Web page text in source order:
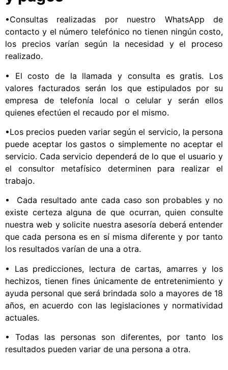
•Consultas realizadas por nuestro WhatsApp de
contacto y el número telefónico no tienen ningún costo,
los precios varían según la necesidad y el proceso
realizado.
• El costo de la llamada y consulta es gratis. Los
valores facturados serán los que estipulados por su
empresa de telefonía local o celular y serán ellos
quienes efectúen el recaudo por el mismo.
•Los precios pueden variar según el servicio, la persona
puede aceptar los gastos o simplemente no aceptar el
servicio. Cada servicio dependerá de lo que el usuario y
el consultor metafísico determinen para realizar el
trabajo.
• Cada resultado ante cada caso son probables y no
existe certeza alguna de que ocurran, quien consulte
nuestra web y solicite nuestra asesoría deberá entender
que cada persona es en sí misma diferente y por tanto
los resultados varían de una a otra.
• Las predicciones, lectura de cartas, amarres y los
hechizos, tienen fines únicamente de entretenimiento y
ayuda personal que será brindada solo a mayores de 18
años, en acuerdo con las legislaciones y normatividad
actuales.
• Todas las personas son diferentes, por tanto los
resultados pueden variar de una persona a otra.